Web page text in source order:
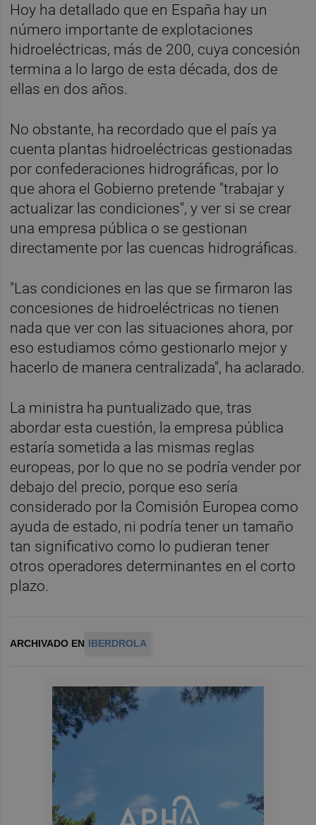
Hoy ha detallado que en España hay un
número importante de explotaciones
hidroeléctricas, más de 200, cuya concesión
termina a lo largo de esta década, dos de
ellas en dos años.
No obstante, ha recordado que el país ya
cuenta plantas hidroeléctricas gestionadas
por confederaciones hidrográficas, por lo
que ahora el Gobierno pretende "trabajar y
actualizar las condiciones", y ver si se crear
una empresa pública o se gestionan
directamente por las cuencas hidrográficas.
"Las condiciones en las que se firmaron las
concesiones de hidroeléctricas no tienen
nada que ver con las situaciones ahora, por
eso estudiamos cómo gestionarlo mejor y
hacerlo de manera centralizada", ha aclarado.
La ministra ha puntualizado que, tras
abordar esta cuestión, la empresa pública
estaría sometida a las mismas reglas
europeas, por lo que no se podría vender por
debajo del precio, porque eso sería
considerado por la Comisión Europea como
ayuda de estado, ni podría tener un tamaño
tan significativo como lo pudieran tener
otros operadores determinantes en el corto
plazo.
ARCHIVADO EN IBERDROLA